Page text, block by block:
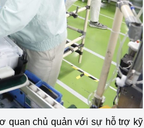
quan chủ quản với sự hỗ trợ kỹ